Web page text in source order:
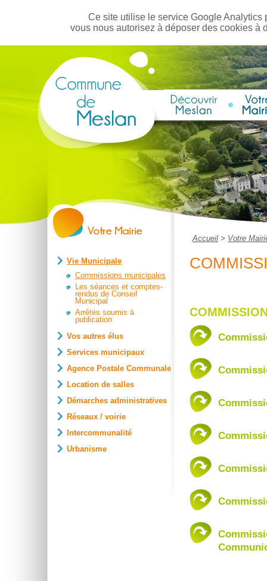
Ce site utilise le service Google
vous nous autorisez à déposer des cookies
Vie Municipale
Commissions municipales
Les séances et comptes-
rendus de Conseil
Municipal
Arrêtés soumis à
publication
Vos autres élus
Services municipaux
Agence Postale Communale
Location de salles
Démarches administratives
Réseaux / voirie
Intercommunalité
Urbanisme
Accueil > Votre